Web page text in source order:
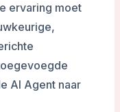
ervaring moet
AI Agent naar